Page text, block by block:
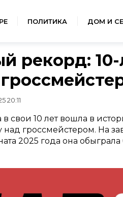
ПОЛИТИКА ДОМ И
рекорд: 10-
20:11
свои 10 лет вошла в
гроссмейстером. На
2025 года она обыграла